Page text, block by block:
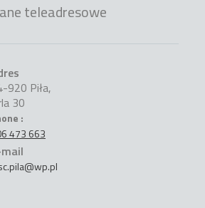
teleadresowe
920 Piła,
30
:
473 663